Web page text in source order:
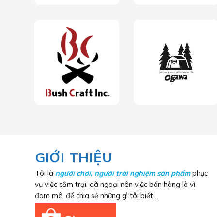
GIỚI THIỆU
Tôi là người chơi, người trải nghiệm sản phẩmphục
vụ việc cắm trại, dã ngoại nên việc bán hàng là vì
đam mê, để chia sẻ những gì tôi biết…